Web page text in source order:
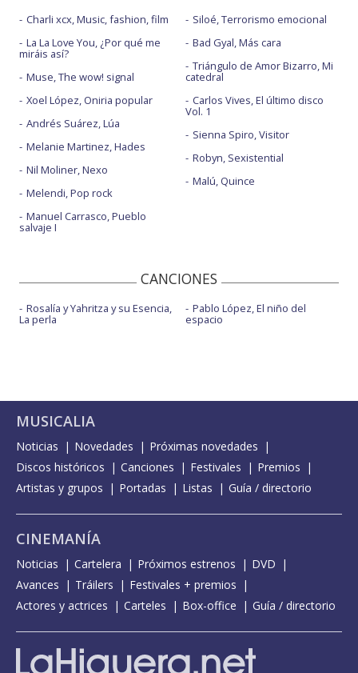
Charli xcx, Music, fashion, film
La La Love You, ¿Por qué me
miráis así?
Muse, The wow! signal
Xoel López, Oniria popular
Andrés Suárez, Lúa
Melanie Martinez, Hades
Nil Moliner, Nexo
Melendi, Pop rock
Manuel Carrasco, Pueblo
salvaje I
Siloé, Terrorismo emocional
Bad Gyal, Más cara
Triángulo de Amor Bizarro, Mi
catedral
Carlos Vives, El último disco
Vol. 1
Sienna Spiro, Visitor
Robyn, Sexistential
Malú, Quince
CANCIONES
Rosalía y Yahritza y su Esencia,
La perla
Pablo López, El niño del
espacio
MUSICALIA
Noticias Novedades
Próximas novedades
Discos históricos
Canciones Festivales
Premios
Artistas y grupos
Portadas Listas Guía / directorio
CINEMANÍA
Noticias Cartelera Próximos estrenos
DVD
Avances
Tráilers
Festivales + premios
Actores y actrices
Carteles Box-office Guía / directorio